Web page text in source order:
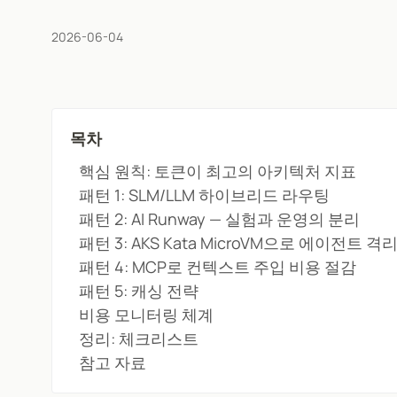
2026-06-04
목차
핵심 원칙: 토큰이 최고의 아키텍처 지표
패턴 1: SLM/LLM 하이브리드 라우팅
패턴 2: AI Runway — 실험과 운영의 분리
패턴 3: AKS Kata MicroVM으로 에이전트 격리
패턴 4: MCP로 컨텍스트 주입 비용 절감
패턴 5: 캐싱 전략
비용 모니터링 체계
정리: 체크리스트
참고 자료